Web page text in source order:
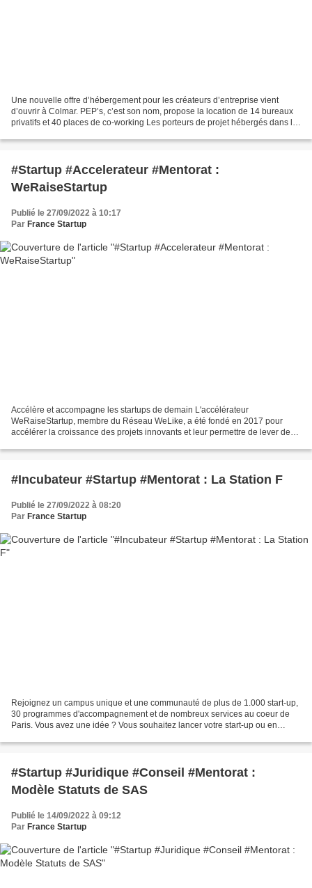
Une nouvelle offre d’hébergement pour les créateurs d’entreprise vient
d’ouvrir à Colmar. PEP’s, c’est son nom, propose la location de 14 bureaux
privatifs et 40 places de co-working Les porteurs de projet hébergés dans la
#Startup #Accelerateur #Mentorat :
WeRaiseStartup
Publié le 27/09/2022 à 10:17
Par France Startup
Accélère et accompagne les startups de demain L'accélérateur
WeRaiseStartup, membre du Réseau WeLike, a été fondé en 2017 pour
accélérer la croissance des projets innovants et leur permettre de lever des
#Incubateur #Startup #Mentorat : La Station F
Publié le 27/09/2022 à 08:20
Par France Startup
Rejoignez un campus unique et une communauté de plus de 1.000 start-up,
30 programmes d'accompagnement et de nombreux services au coeur de
Paris. Vous avez une idée ? Vous souhaitez lancer votre start-up ou en
#Startup #Juridique #Conseil #Mentorat :
Modèle Statuts de SAS
Publié le 14/09/2022 à 09:12
Par France Startup